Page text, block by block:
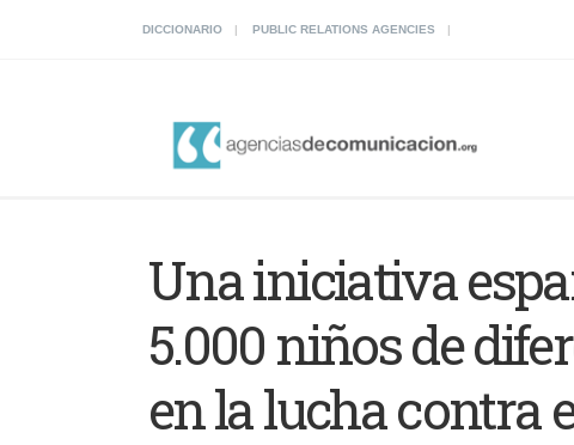
DICCIONARIO PUBLIC RELATIONS AGENCIES
Una iniciativa
5.000 niños de
en la lucha contra